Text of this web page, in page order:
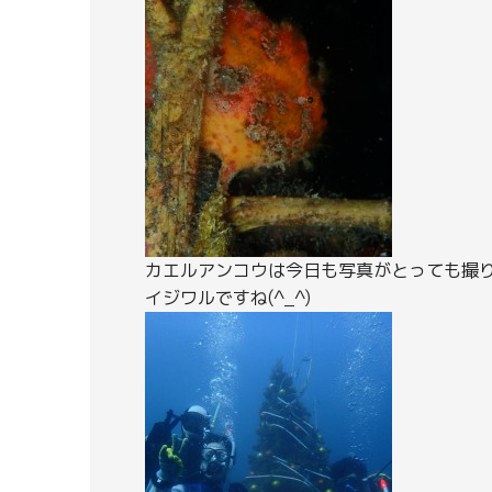
カエルアンコウは今日も写真がとっても撮
イジワルですね(^_^)